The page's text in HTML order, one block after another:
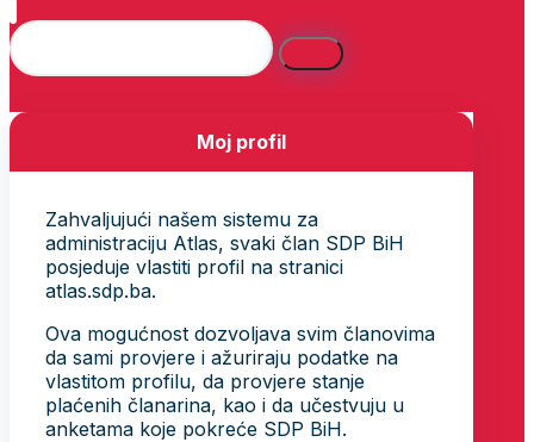
Moj profil
Zahvaljujući našem sistemu za
administraciju Atlas, svaki član SDP BiH
posjeduje vlastiti profil na stranici
atlas.sdp.ba.
Ova mogućnost dozvoljava svim članovima
da sami provjere i ažuriraju podatke na
vlastitom profilu, da provjere stanje
plaćenih članarina, kao i da učestvuju u
anketama koje pokreće SDP BiH.